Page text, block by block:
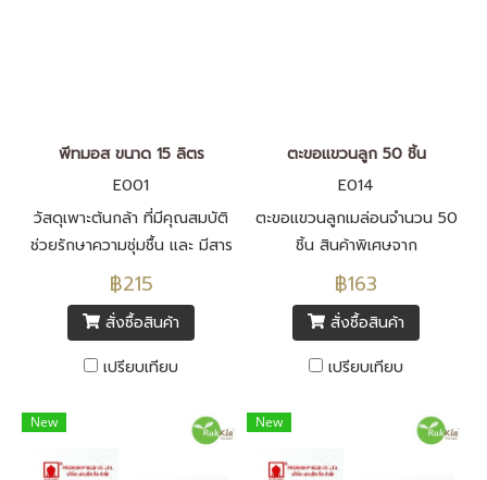
พีทมอส ขนาด 15 ลิตร
E001
วัสดุเพาะต้นกล้า ที่มีคุณสมบัติ
ช่วยรักษาความชุ่มชื้น และ มีสาร
อาหารที่เพียงพอต่อการเพาะต้น
กล้าตลอดระยะเพาะ
฿215
สั่งซื้อสินค้า
เปรียบเทียบ
ตะขอแขวนลูก 50 ชิ้น
E014
ตะขอแขวนลูกเมล่อนจำนวน 50
ชิ้น สินค้าพิเศษจาก
Rukkla.com
฿163
สั่งซื้อสินค้า
เปรียบเทียบ
New New